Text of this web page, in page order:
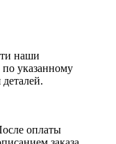
наши
по указанному
оплаты